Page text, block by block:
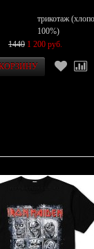
трикотаж
100%)
1440 1 200 руб.